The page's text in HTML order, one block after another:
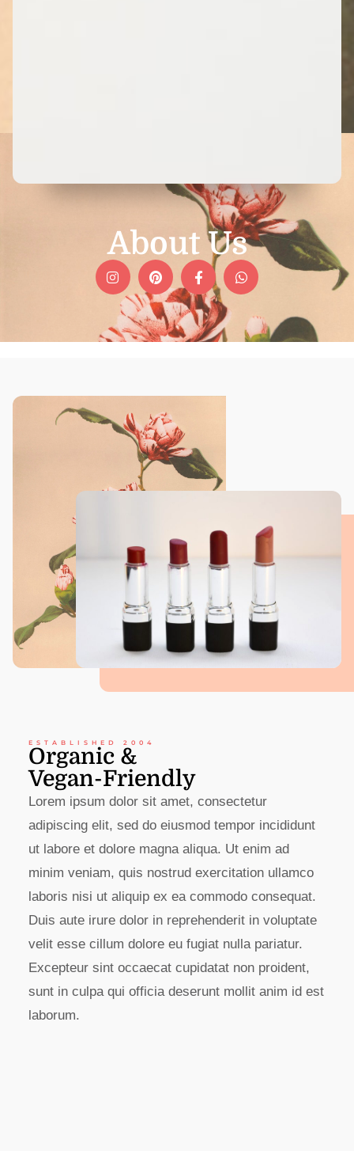
About Us
ESTABLISHED 2004
Organic &
Vegan-Friendly
Lorem ipsum dolor sit amet, consectetur
adipiscing elit, sed do eiusmod tempor incididunt
ut labore et dolore magna aliqua. Ut enim ad
minim veniam, quis nostrud exercitation ullamco
laboris nisi ut aliquip ex ea commodo consequat.
Duis aute irure dolor in reprehenderit in voluptate
velit esse cillum dolore eu fugiat nulla pariatur.
Excepteur sint occaecat cupidatat non proident,
sunt in culpa qui officia deserunt mollit anim id est
laborum.